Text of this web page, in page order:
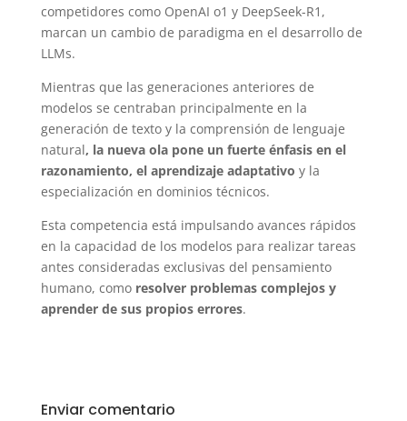
competidores como OpenAI o1 y DeepSeek-R1,
marcan un cambio de paradigma en el desarrollo de
LLMs.
Mientras que las generaciones anteriores de
modelos se centraban principalmente en la
generación de texto y la comprensión de lenguaje
natural, la nueva ola pone un fuerte énfasis en el
razonamiento, el aprendizaje adaptativo y la
especialización en dominios técnicos.
Esta competencia está impulsando avances rápidos
en la capacidad de los modelos para realizar tareas
antes consideradas exclusivas del pensamiento
humano, como resolver problemas complejos y
aprender de sus propios errores.
Enviar comentario